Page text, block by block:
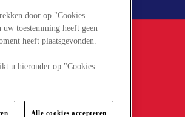
door op "Cookies
toestemming heeft geen
heeft plaatsgevonden.
u hieronder op "Cookies
Alle cookies accepteren